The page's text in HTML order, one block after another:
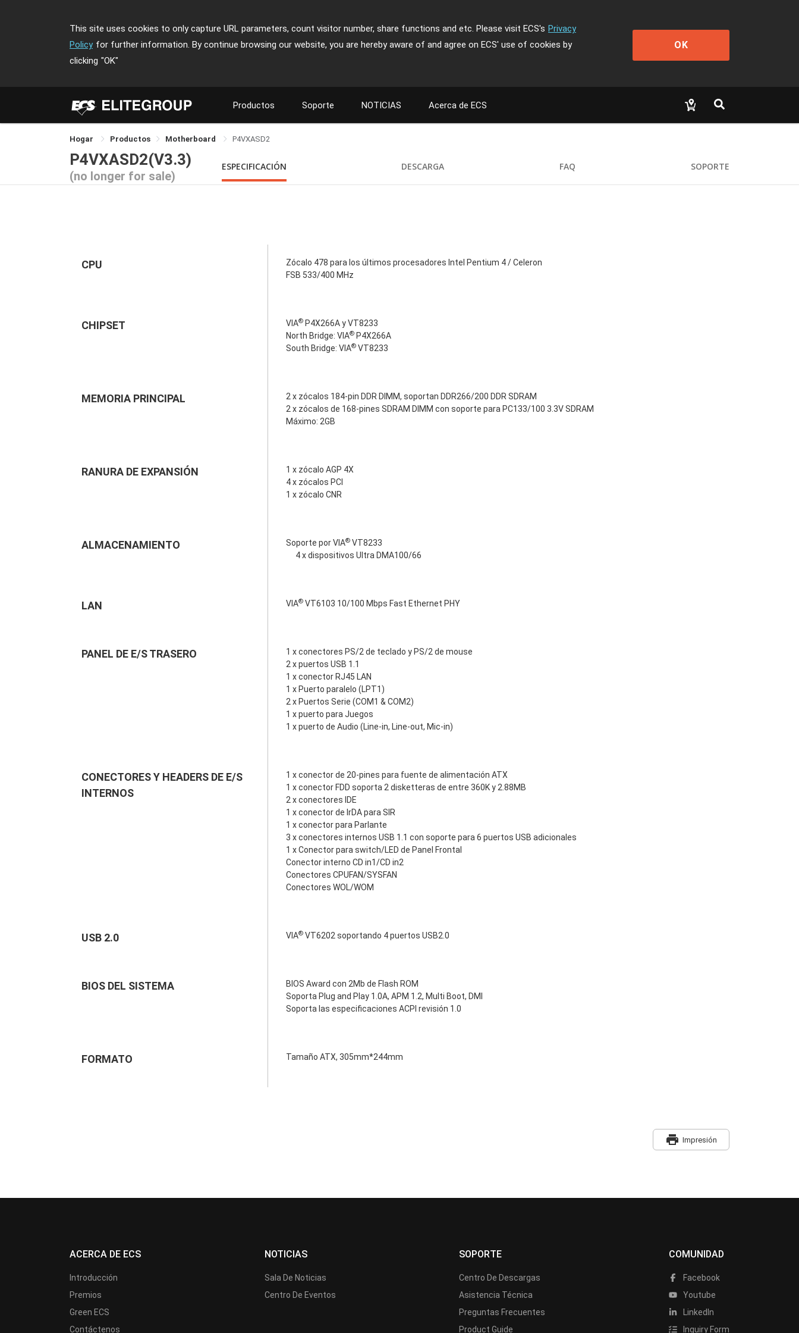
This site uses cookies to only capture URL parameters, count visitor number, share functions and etc. Please visit ECS's Privacy
Policy for further information. By continue browsing our website, you are hereby aware of and agree on ECS' use of cookies by
clicking "OK"
OK
Productos Soporte NOTICIAS Acerca de ECS
Hogar Productos Motherboard P4VXASD2
P4VXASD2(V3.3)
(no longer for sale)
ESPECIFICACIÓN DESCARGA FAQ SOPORTE
CPU
Zócalo 478 para los últimos procesadores Intel Pentium 4 / Celeron
FSB 533/400 MHz
CHIPSET VIA® P4X266A y VT8233
North Bridge: VIA® P4X266A
South Bridge: VIA® VT8233
MEMORIA PRINCIPAL
2 x zócalos 184-pin DDR DIMM, soportan DDR266/200 DDR SDRAM
2 x zócalos de 168-pines SDRAM DIMM con soporte para PC133/100 3.3V SDRAM
Máximo: 2GB
RANURA DE EXPANSIÓN
1 x zócalo AGP 4X
4 x zócalos PCI
1 x zócalo CNR
ALMACENAMIENTO Soporte por VIA® VT8233
4 x dispositivos Ultra DMA100/66
LAN VIA® VT6103 10/100 Mbps Fast Ethernet PHY
PANEL DE E/S TRASERO
1 x conectores PS/2 de teclado y PS/2 de mouse
2 x puertos USB 1.1
1 x conector RJ45 LAN
1 x Puerto paralelo (LPT1)
2 x Puertos Serie (COM1 & COM2)
1 x puerto para Juegos
1 x puerto de Audio (Line-in, Line-out, Mic-in)
CONECTORES Y HEADERS DE E/S
INTERNOS
1 x conector de 20-pines para fuente de alimentación ATX
1 x conector FDD soporta 2 disketteras de entre 360K y 2.88MB
2 x conectores IDE
1 x conector de IrDA para SIR
1 x conector para Parlante
3 x conectores internos USB 1.1 con soporte para 6 puertos USB adicionales
1 x Conector para switch/LED de Panel Frontal
Conector interno CD in1/CD in2
Conectores CPUFAN/SYSFAN
Conectores WOL/WOM
USB 2.0 VIA® VT6202 soportando 4 puertos USB2.0
BIOS DEL SISTEMA
BIOS Award con 2Mb de Flash ROM
Soporta Plug and Play 1.0A, APM 1.2, Multi Boot, DMI
Soporta las especificaciones ACPI revisión 1.0
FORMATO Tamaño ATX, 305mm*244mm
print Impresión
ACERCA DE ECS
Introducción
Premios
Green ECS
Contáctenos
NOTICIAS
Sala De Noticias
Centro De Eventos
SOPORTE
Centro De Descargas
Asistencia Técnica
Preguntas Frecuentes
Product Guide
COMUNIDAD
Facebook
Youtube
LinkedIn
Inquiry Form